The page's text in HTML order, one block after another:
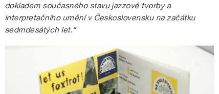
dokladem současného stavu jazzové tvorby a
interpretačního umění v Československu na začátku
sedmdesátých let.“